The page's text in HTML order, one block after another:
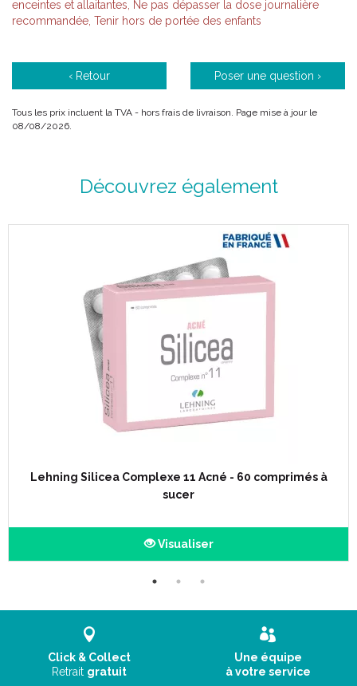
enceintes et allaitantes, Ne pas dépasser la dose journalière
recommandée, Tenir hors de portée des enfants
‹ Retour Poser une question ›
Tous les prix incluent la TVA - hors frais de livraison. Page mise à jour le
08/08/2026.
Découvrez également
Lehning Silicea Complexe 11 Acné - 60 comprimés à
sucer
Visualiser
Click & Collect
Retrait gratuit
Une équipe
à votre service